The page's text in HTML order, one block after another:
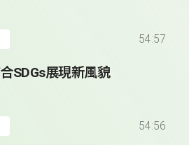
54:57
SDGs展現新風貌
54:56